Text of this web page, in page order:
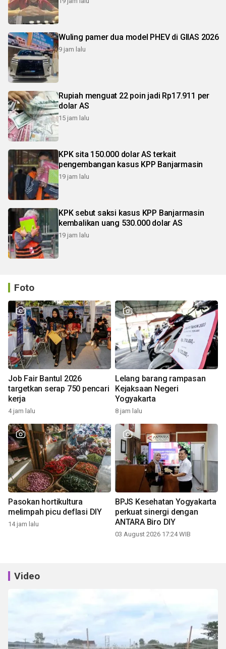
Wuling pamer dua model PHEV di GIIAS 2026
9 jam lalu
Rupiah menguat 22 poin jadi Rp17.911 per
dolar AS
15 jam lalu
KPK sita 150.000 dolar AS terkait
pengembangan kasus KPP Banjarmasin
19 jam lalu
KPK sebut saksi kasus KPP Banjarmasin
kembalikan uang 530.000 dolar AS
19 jam lalu
Foto
Job Fair Bantul 2026
targetkan serap 750 pencari
kerja
4 jam lalu
Lelang barang rampasan
Kejaksaan Negeri
Yogyakarta
8 jam lalu
Pasokan hortikultura
melimpah picu deflasi DIY
14 jam lalu
BPJS Kesehatan Yogyakarta
perkuat sinergi dengan
ANTARA Biro DIY
03 August 2026 17:24 WIB
Video